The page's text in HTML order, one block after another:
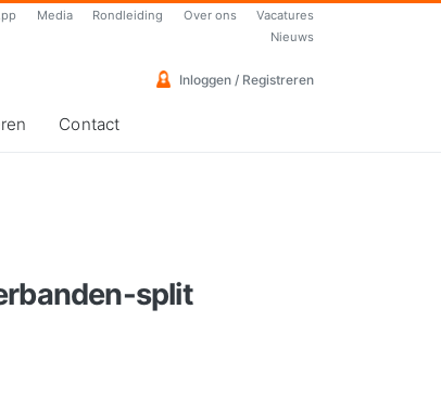
Media Rondleiding Over ons
Vacatures
Nieuws
Inloggen / Registreren
Contact
split